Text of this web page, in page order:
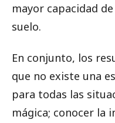
mayor capacidad
suelo.
En conjunto, los
que no existe una
para todas las
mágica; conocer la